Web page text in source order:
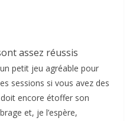
assez réussis
petit jeu agréable pour
sessions si vous avez des
encore étoffer son
et, je l’espère,